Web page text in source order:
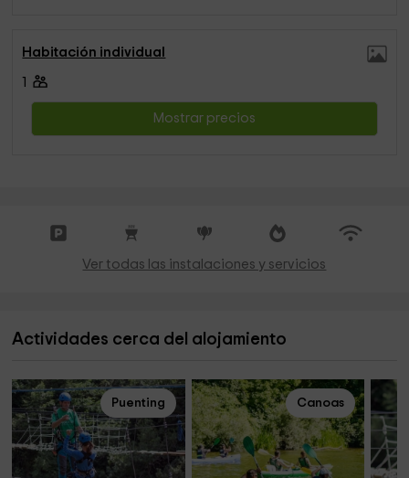
Habitación individual
Mostrar precios
Ver todas las instalaciones y servicios
Actividades cerca del alojamiento
Puenting Canoas